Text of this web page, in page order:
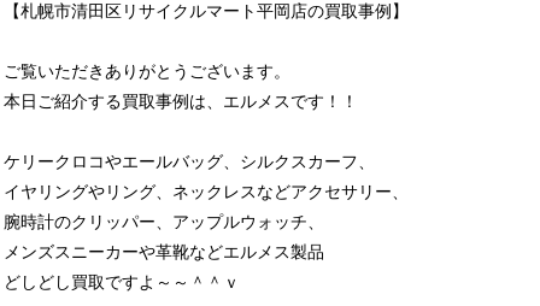
【札幌市清田区リサイクルマート平岡店の買取事例】
ご覧いただきありがとうございます。
本日ご紹介する買取事例は、エルメスです！！
ケリークロコやエールバッグ、シルクスカーフ、
イヤリングやリング、ネックレスなどアクセサリー、
腕時計のクリッパー、アップルウォッチ、
メンズスニーカーや革靴などエルメス製品
どしどし買取ですよ～～＾＾ｖ